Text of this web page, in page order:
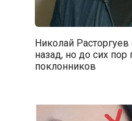
Николай
назад, но до сих пор
поклонников